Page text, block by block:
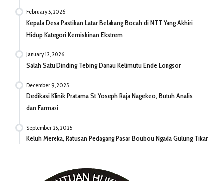
February 5, 2026
Kepala Desa Pastikan Latar Belakang Bocah di NTT Yang Akhiri
Hidup Kategori Kemiskinan Ekstrem
January 12, 2026
Salah Satu Dinding Tebing Danau Kelimutu Ende Longsor
December 9, 2025
Dedikasi Klinik Pratama St Yoseph Raja Nagekeo, Butuh Analis
dan Farmasi
September 25, 2025
Keluh Mereka, Ratusan Pedagang Pasar Boubou Ngada Gulung Tikar